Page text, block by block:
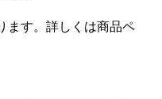
ます。詳しくは商品ペ